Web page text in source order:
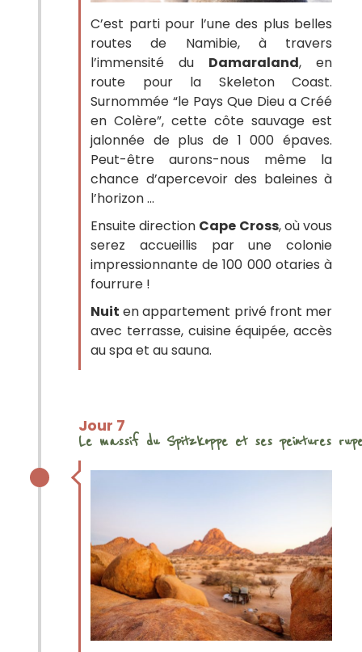
C’est parti pour l’une des plus belles
routes de Namibie, à travers
l’immensité du Damaraland, en
route pour la Skeleton Coast.
Surnommée “le Pays Que Dieu a Créé
en Colère”, cette côte sauvage est
jalonnée de plus de 1 000 épaves.
Peut-être aurons-nous même la
chance d’apercevoir des baleines à
l’horizon ...
Ensuite direction Cape Cross, où vous
serez accueillis par une colonie
impressionnante de 100 000 otaries à
fourrure !
Nuit en appartement privé front mer
avec terrasse, cuisine équipée, accès
au spa et au sauna.
Jour 7
Le massif du Spitzkoppe et ses peintures